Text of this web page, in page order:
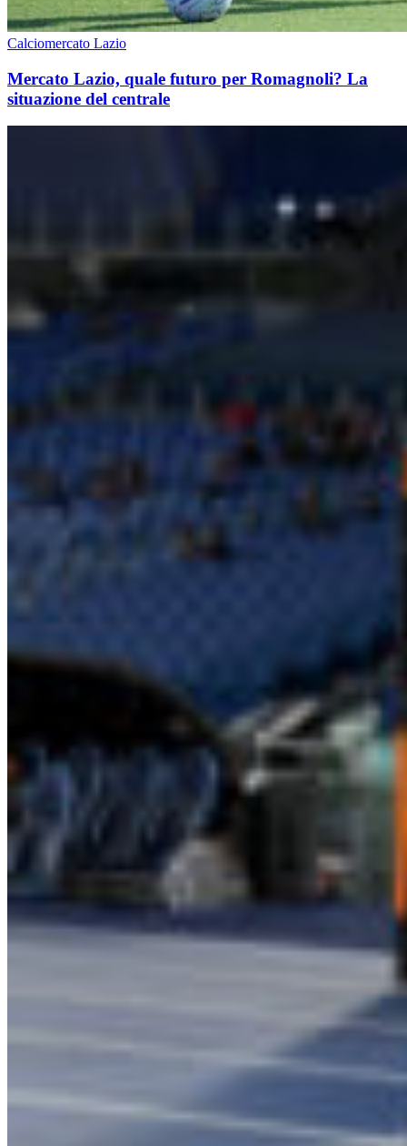
Calciomercato Lazio
Mercato Lazio, quale futuro per Romagnoli? La
situazione del centrale